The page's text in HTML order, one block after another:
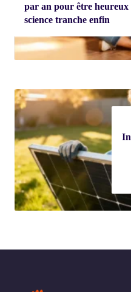
par an pour être heureux
science tranche enfin